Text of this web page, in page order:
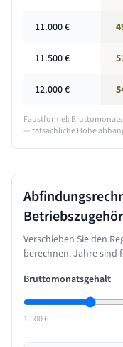
11.000€
11.500€
12.000€
Faustformel:
— tatsächliche Höhe
Verschieben Sie den
berechnen. Jahre sind
Bruttomonatsgehalt
1.500 €